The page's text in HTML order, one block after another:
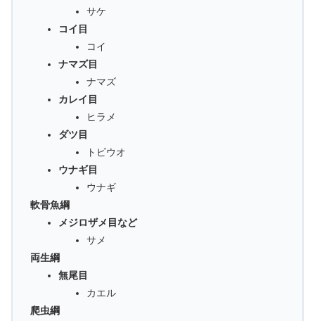
サケ
コイ目
コイ
ナマズ目
ナマズ
カレイ目
ヒラメ
ダツ目
トビウオ
ウナギ目
ウナギ
軟骨魚綱
メジロザメ目など
サメ
両生綱
無尾目
カエル
爬虫綱